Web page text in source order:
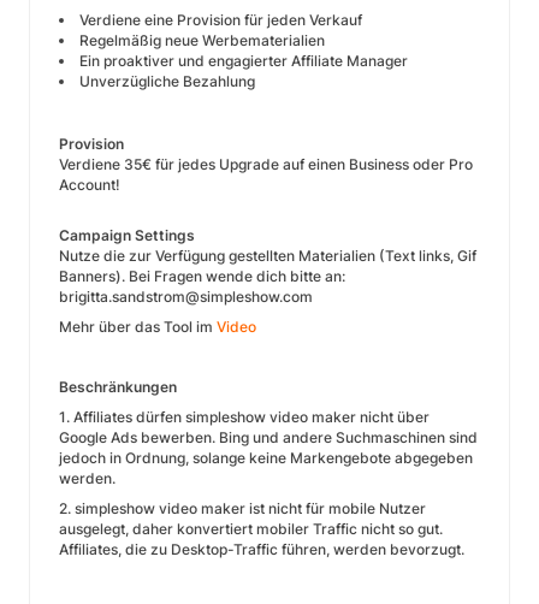
Verdiene eine Provision für jeden Verkauf
Regelmäßig neue Werbematerialien
Ein proaktiver und engagierter Affiliate Manager
Unverzügliche Bezahlung
Provision
Verdiene 35€ für jedes Upgrade auf einen Business oder Pro
Account!
Campaign Settings
Nutze die zur Verfügung gestellten Materialien (Text links, Gif
Banners). Bei Fragen wende dich bitte an:
brigitta.sandstrom@simpleshow.com
Mehr über das Tool im Video
Beschränkungen
1. Affiliates dürfen simpleshow video maker nicht über
Google Ads bewerben. Bing und andere Suchmaschinen sind
jedoch in Ordnung, solange keine Markengebote abgegeben
werden.
2. simpleshow video maker ist nicht für mobile Nutzer
ausgelegt, daher konvertiert mobiler Traffic nicht so gut.
Affiliates, die zu Desktop-Traffic führen, werden bevorzugt.